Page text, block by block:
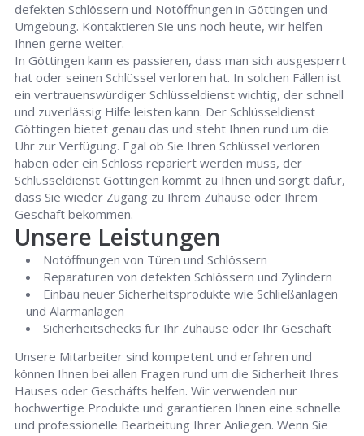
defekten Schlössern und Notöffnungen in Göttingen und
Umgebung. Kontaktieren Sie uns noch heute, wir helfen
Ihnen gerne weiter.
In Göttingen kann es passieren, dass man sich ausgesperrt
hat oder seinen Schlüssel verloren hat. In solchen Fällen ist
ein vertrauenswürdiger Schlüsseldienst wichtig, der schnell
und zuverlässig Hilfe leisten kann. Der Schlüsseldienst
Göttingen bietet genau das und steht Ihnen rund um die
Uhr zur Verfügung. Egal ob Sie Ihren Schlüssel verloren
haben oder ein Schloss repariert werden muss, der
Schlüsseldienst Göttingen kommt zu Ihnen und sorgt dafür,
dass Sie wieder Zugang zu Ihrem Zuhause oder Ihrem
Geschäft bekommen.
Unsere Leistungen
Notöffnungen von Türen und Schlössern
Reparaturen von defekten Schlössern und Zylindern
Einbau neuer Sicherheitsprodukte wie Schließanlagen
und Alarmanlagen
Sicherheitschecks für Ihr Zuhause oder Ihr Geschäft
Unsere Mitarbeiter sind kompetent und erfahren und
können Ihnen bei allen Fragen rund um die Sicherheit Ihres
Hauses oder Geschäfts helfen. Wir verwenden nur
hochwertige Produkte und garantieren Ihnen eine schnelle
und professionelle Bearbeitung Ihrer Anliegen. Wenn Sie